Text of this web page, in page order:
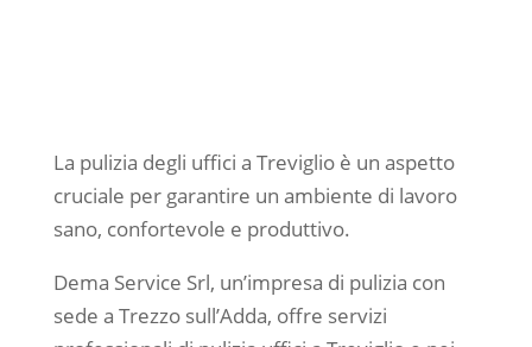
La pulizia degli uffici a Treviglio è un aspetto
cruciale per garantire un ambiente di lavoro
sano, confortevole e produttivo.
Dema Service Srl, un’impresa di pulizia con
sede a Trezzo sull’Adda, offre servizi